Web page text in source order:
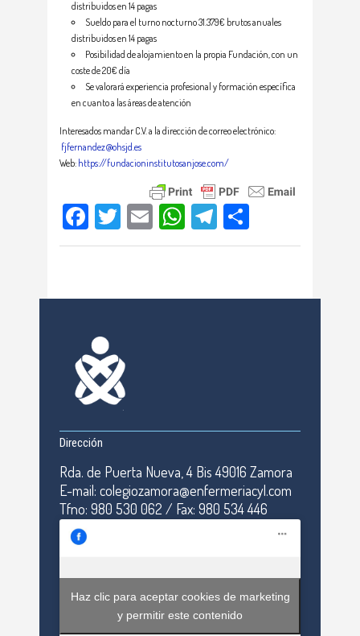
distribuidos en 14 pagas
Sueldo para el turno nocturno 31.379€ brutos anuales
distribuidos en 14 pagas
Posibilidad de alojamiento en la propia Fundación, con un
coste de 20€ día
Se valorará experiencia profesional y formación específica
en cuanto a las áreas de atención
Interesados mandar C.V. a la dirección de correo electrónico:
fjfernandez@ohsjd.es
Web: https://fundacioninstitutosanjose.com/
Facebook
TwitterEmailWhatsApp
Telegram
Dirección
Rda. de Puerta Nueva, 4 Bis 49016 Zamora
E-mail: colegiozamora@enfermeriacyl.com
Tfno: 980 530 062 / Fax: 980 534 446
Haz clic para aceptar cookies de marketing
y permitir este contenido